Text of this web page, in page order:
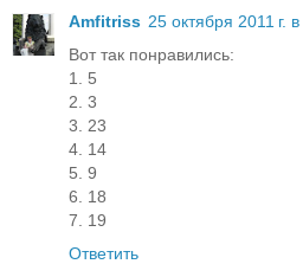
Amfitriss 25 октября 2011 г.
Вот так понравились:
1. 5
2. 3
3. 23
4. 14
5. 9
6. 18
7. 19
Ответить